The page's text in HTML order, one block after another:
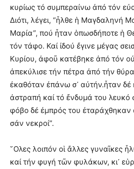
κυρίως τό συμπεραίνω ἀπό τόν
Διότι, λέγει, “ἦλθε ἡ Μαγδαληνή
Μαρία”, πού ἦταν ὁπωσδήποτε ἡ
τόν τάφο. Καί ἰδού ἔγινε μέγας
Κυρίου, ἀφοῦ κατέβηκε ἀπό τόν
ἀπεκύλισε τήν πέτρα ἀπό τήν θύρα
ἐκαθόταν ἐπάνω σ᾿ αὐτήν.ἦταν
ἀστραπή καί τό ἔνδυμά του λευκό
φόβο δέ ἐμπρός του ἐταράχθηκαν
σάν νεκροί”.
῞Ολες λοιπόν οἱ ἄλλες γυναῖκες
καί τήν φυγή τῶν φυλάκων, κι᾿